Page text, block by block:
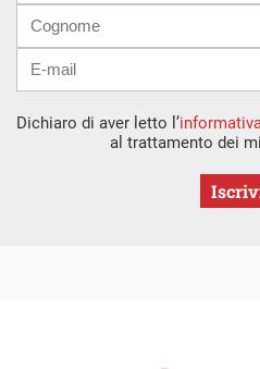
Dichiaro di aver letto l’
al trattamento dei